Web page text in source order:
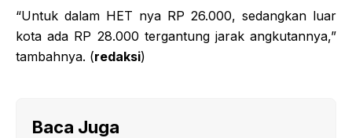
“Untuk dalam HET nya RP 26.000, sedangkan luar
kota ada RP 28.000 tergantung jarak angkutannya,”
tambahnya. (redaksi)
Baca Juga